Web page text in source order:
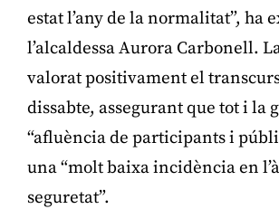
estat l’any de la normalitat”, ha
l’alcaldessa Aurora Carbonell.
valorat positivament el
dissabte, assegurant que tot i la
“afluència de participants i
una “molt baixa incidència en
seguretat”.